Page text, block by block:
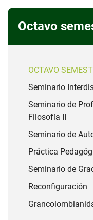
Octavo
OCTAVO
Seminario
Seminario de
Filosofía II
Seminario de
Práctica
Seminario de
Reconfiguración